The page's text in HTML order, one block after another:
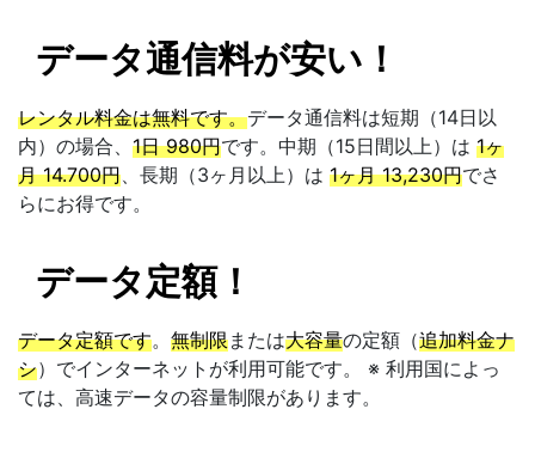
データ通信料が安い！
レンタル料金は無料です。データ通信料は短期（14日以
内）の場合、 1日 980円です。中期（15日間以上）は 1ヶ
月 14.700円、長期（3ヶ月以上）は 1ヶ月 13,230円でさ
らにお得です。
データ定額！
データ定額です。 無制限または大容量の定額（追加料金ナ
シ）でインターネットが利用可能です。 ※ 利用国によっ
ては、高速データの容量制限があります。